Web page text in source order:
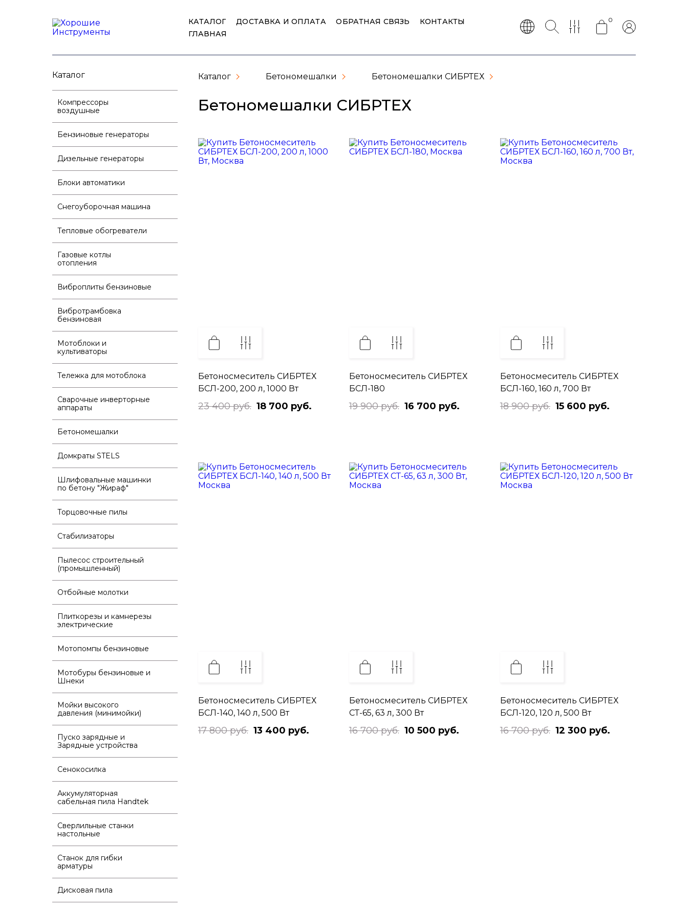
КАТАЛОГ ДОСТАВКА И ОПЛАТА ОБРАТНАЯ СВЯЗЬ
КОНТАКТЫ
ГЛАВНАЯ
0
Каталог
Компрессоры
воздушные
Бензиновые генераторы
Дизельные генераторы
Блоки автоматики
Снегоуборочная машина
Тепловые обогреватели
Газовые котлы
отопления
Виброплиты бензиновые
Вибротрамбовка
бензиновая
Мотоблоки и
культиваторы
Тележка для мотоблока
Сварочные инверторные
аппараты
Бетономешалки
Домкраты STELS
Шлифовальные машинки
по бетону "Жираф"
Торцовочные пилы
Стабилизаторы
Пылесос строительный
(промышленный)
Отбойные молотки
Плиткорезы и камнерезы
электрические
Мотопомпы бензиновые
Мотобуры бензиновые и
Шнеки
Мойки высокого
давления (минимойки)
Пуско зарядные и
Зарядные устройства
Сенокосилка
Аккумуляторная
сабельная пила Handtek
Сверлильные станки
настольные
Станок для гибки
арматуры
Дисковая пила
Каталог Бетономешалки Бетономешалки СИБРТЕХ
Бетономешалки СИБРТЕХ
Бетоносмеситель СИБРТЕХ
БСЛ-200, 200 л, 1000 Вт
23 400 руб. 18 700 руб.
Бетоносмеситель СИБРТЕХ
БСЛ-180
19 900 руб. 16 700 руб.
Бетоносмеситель СИБРТЕХ
БСЛ-160, 160 л, 700 Вт
18 900 руб. 15 600 руб.
Бетоносмеситель СИБРТЕХ
БСЛ-140, 140 л, 500 Вт
17 800 руб. 13 400 руб.
Бетоносмеситель СИБРТЕХ
СТ-65, 63 л, 300 Вт
16 700 руб. 10 500 руб.
Бетоносмеситель СИБРТЕХ
БСЛ-120, 120 л, 500 Вт
16 700 руб. 12 300 руб.